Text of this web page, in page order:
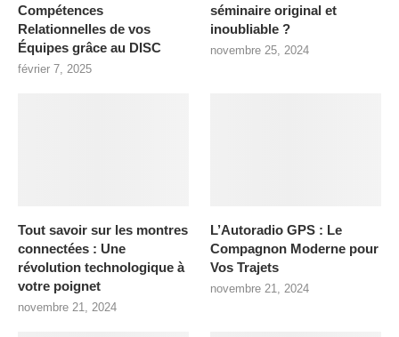
Compétences
Relationnelles de vos
Équipes grâce au DISC
février 7, 2025
séminaire original et
inoubliable ?
novembre 25, 2024
Tout savoir sur les montres
connectées : Une
révolution technologique à
votre poignet
novembre 21, 2024
L’Autoradio GPS : Le
Compagnon Moderne pour
Vos Trajets
novembre 21, 2024